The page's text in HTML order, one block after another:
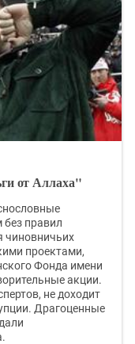
от Аллаха"
правил
чиновничьих
проектами,
Фонда имени
акции.
не доходит
Драгоценные